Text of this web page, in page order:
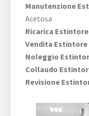
Manutenzione
Acetosa
Ricarica
Vendita
Noleggio
Collaudo
Revisione